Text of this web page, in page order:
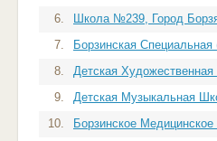
6.
Школа №239, Город
7.
Борзинская
8.
Детская
9.
Детская Музыкальная
10.
Борзинское